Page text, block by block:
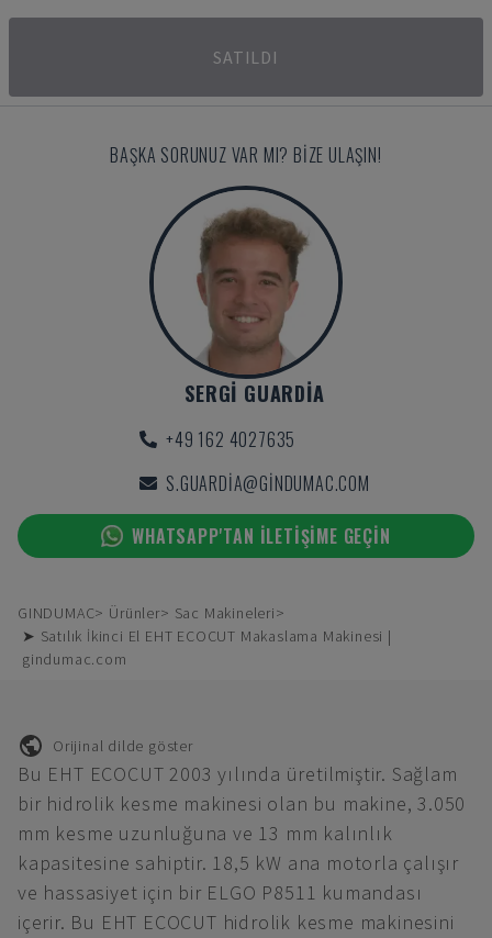
SATILDI
BAŞKA SORUNUZ VAR MI? BIZE ULAŞIN!
SERGI GUARDIA
+49 162 4027635
S.GUARDIA@GINDUMAC.COM
WHATSAPP'TAN ILETIŞIME GEÇIN
GINDUMAC Ürünler
Sac Makineleri
➤ Satılık İkinci El EHT ECOCUT Makaslama Makinesi |
gindumac.com
Orijinal dilde göster
Bu EHT ECOCUT 2003 yılında üretilmiştir. Sağlam
bir hidrolik kesme makinesi olan bu makine, 3.050
mm kesme uzunluğuna ve 13 mm kalınlık
kapasitesine sahiptir. 18,5 kW ana motorla çalışır
ve hassasiyet için bir ELGO P8511 kumandası
içerir. Bu EHT ECOCUT hidrolik kesme makinesini